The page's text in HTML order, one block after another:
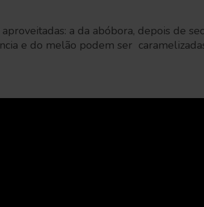
a da abóbora, depois de
e do melão podem ser